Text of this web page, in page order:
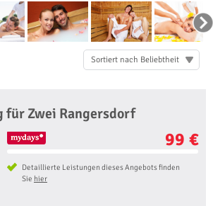
Sortiert nach Beliebtheit
für Zwei Rangersdorf
99 €
Detaillierte Leistungen dieses Angebots finden
Sie hier